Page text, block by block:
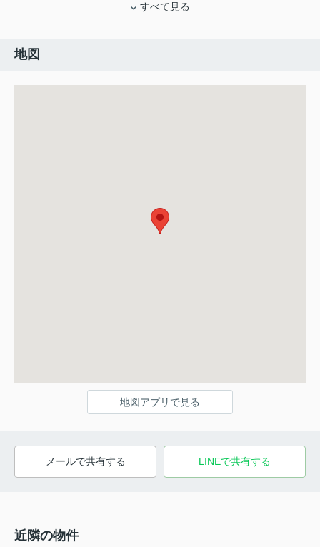
すべて見る
地図
地図アプリで見る
メールで共有する LINEで共有する
近隣の物件